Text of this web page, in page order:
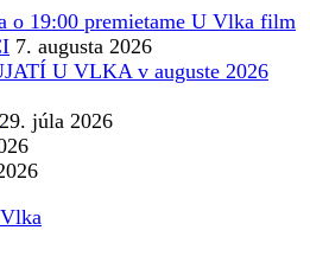
o 19:00 premietame U Vlka film
7. augusta 2026
U VLKA v auguste 2026
29. júla 2026